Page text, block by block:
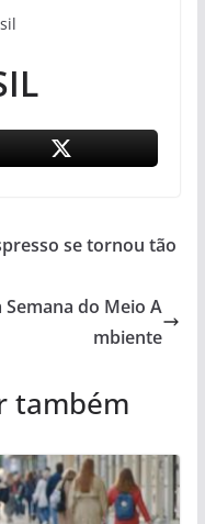
se tornou tão
do Meio A
mbiente
também